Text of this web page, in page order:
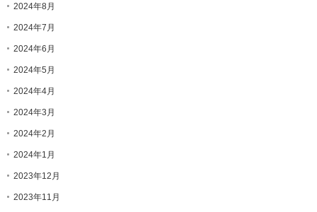
2024年8月
2024年7月
2024年6月
2024年5月
2024年4月
2024年3月
2024年2月
2024年1月
2023年12月
2023年11月